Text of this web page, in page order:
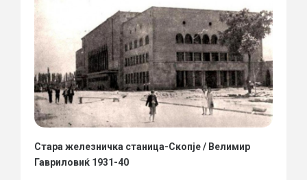
Стара железничка станица-Скопје / Велимир
Гавриловиќ 1931-40